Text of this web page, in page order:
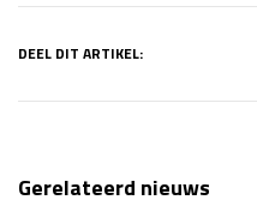
DEEL DIT ARTIKEL:
Gerelateerd nieuws